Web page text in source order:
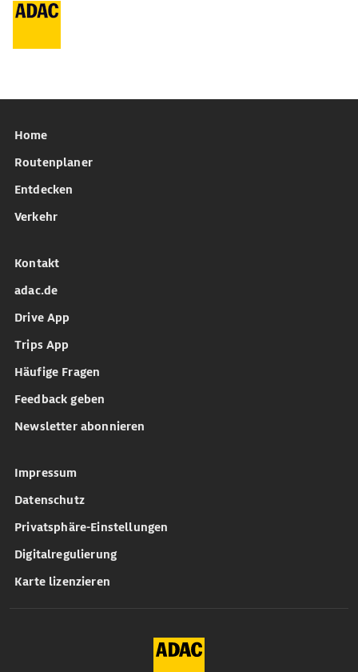
Home
Routenplaner
Entdecken
Verkehr
Kontakt
adac.de
Drive App
Trips App
Häufige Fragen
Feedback geben
Newsletter abonnieren
Impressum
Datenschutz
Privatsphäre-Einstellungen
Digitalregulierung
Karte lizenzieren